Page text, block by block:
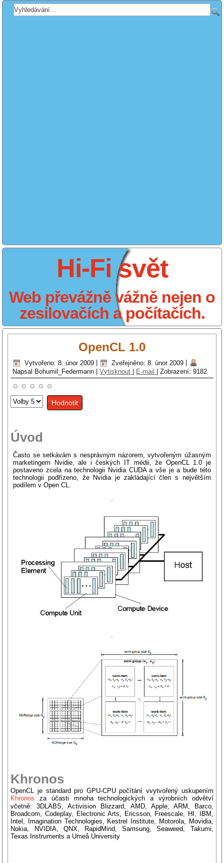
Hi-Fi svět
Web převážně vážně nejen o
zesilovačích a počítačích.
OpenCL 1.0
Vytvořeno: 8. únor 2009 Zveřejněno: 8. únor 2009
Napsal Bohumil_Federmann |Vytisknout E-mail |Zobrazení: 9182
Hodnoťte
prosím
Úvod
Často se setkávám s nesprávným názorem, vytvořeným úžasným
marketingem Nvidie, ale i českých IT médii, že OpenCL 1.0 je
postaveno zcela na technologii Nvidia CUDA a vše je a bude této
technologii podřízeno, že Nvidia je zakládající člen s největším
podílem v Open CL.
.
.
Khronos
OpenCL je standard pro GPU-CPU počítání vvytvořený uskupením
Khronos za účasti mnoha technologických a výrobních odvětví
včetně: 3DLABS, Activision Blizzard, AMD, Apple, ARM, Barco,
Broadcom, Codeplay, Electronic Arts, Ericsson, Freescale, HI, IBM,
Intel, Imagination Technologies, Kestrel Institute, Motorola, Movidia,
Nokia, NVIDIA, QNX, RapidMind, Samsung, Seaweed, Takumi,
Texas Instruments a Umeå University